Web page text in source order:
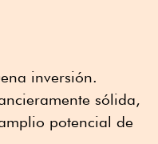
inversión.
sólida,
potencial de